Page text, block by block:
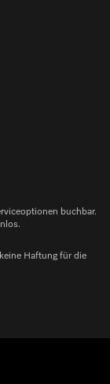
buchbar.
Haftung für die